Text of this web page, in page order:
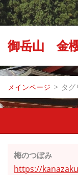
御岳山 金
メインページ > タグ
梅のつぼみ
https://